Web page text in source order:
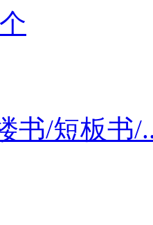
书/短板书/